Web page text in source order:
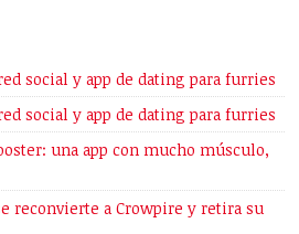
social y app de dating para furries
social y app de dating para furries
una app con mucho músculo,
reconvierte a Crowpire y retira su